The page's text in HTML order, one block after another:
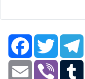
FacebookTwitter
Email Viber